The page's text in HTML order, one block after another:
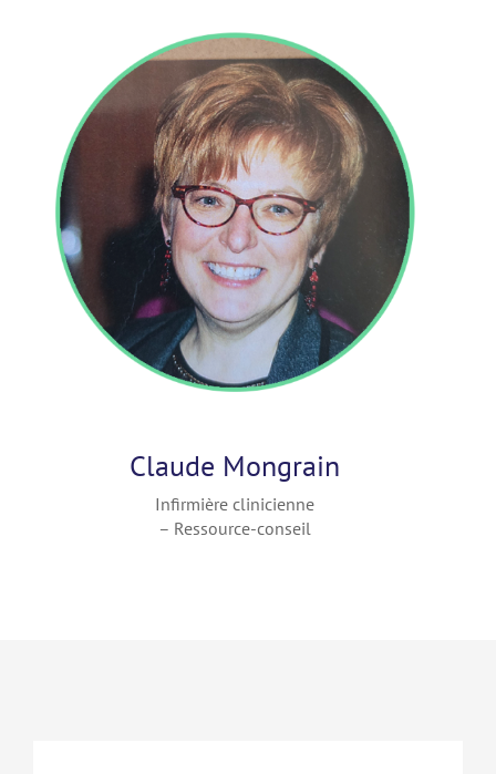
Claude Mongrain
Infirmière clinicienne
– Ressource-conseil